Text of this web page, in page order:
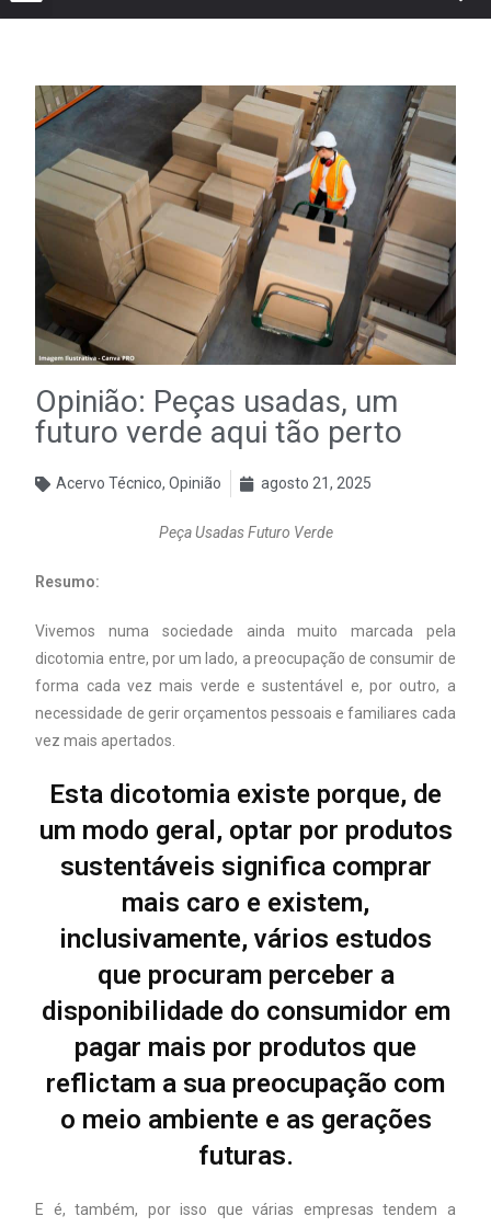
Opinião: Peças usadas, um
futuro verde aqui tão perto
Acervo Técnico,Opinião agosto 21, 2025
Peça Usadas Futuro Verde
Resumo:
Vivemos numa sociedade ainda muito marcada pela
dicotomia entre, por um lado, a preocupação de consumir de
forma cada vez mais verde e sustentável e, por outro, a
necessidade de gerir orçamentos pessoais e familiares cada
vez mais apertados.
Esta dicotomia existe porque, de
um modo geral, optar por produtos
sustentáveis significa comprar
mais caro e existem,
inclusivamente, vários estudos
que procuram perceber a
disponibilidade do consumidor em
pagar mais por produtos que
reflictam a sua preocupação com
o meio ambiente e as gerações
futuras.
E é, também, por isso que várias empresas tendem a